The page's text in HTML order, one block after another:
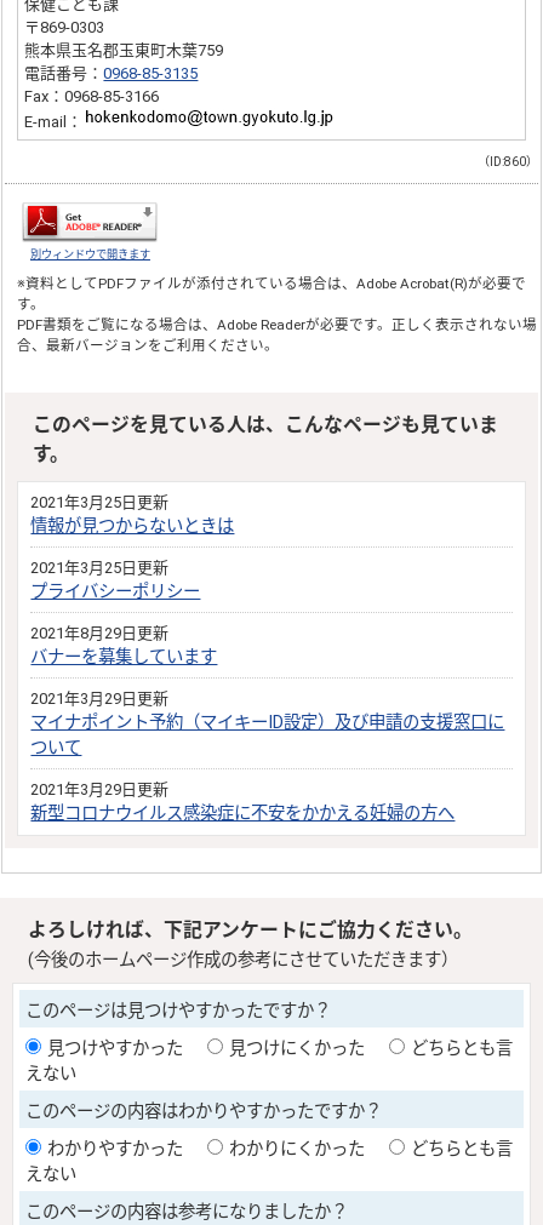
保健こども課
〒869-0303
熊本県玉名郡玉東町木葉759
電話番号：0968-85-3135
Fax：0968-85-3166
E-mail：
（ID:860）
別ウィンドウで開きます
※資料としてPDFファイルが添付されている場合は、Adobe Acrobat(R)が必要で
す。
PDF書類をご覧になる場合は、Adobe Readerが必要です。正しく表示されない場
合、最新バージョンをご利用ください。
このページを見ている人は、こんなページも見ていま
す。
2021年3月25日更新
情報が見つからないときは
2021年3月25日更新
プライバシーポリシー
2021年8月29日更新
バナーを募集しています
2021年3月29日更新
マイナポイント予約（マイキーID設定）及び申請の支援窓口に
ついて
2021年3月29日更新
新型コロナウイルス感染症に不安をかかえる妊婦の方へ